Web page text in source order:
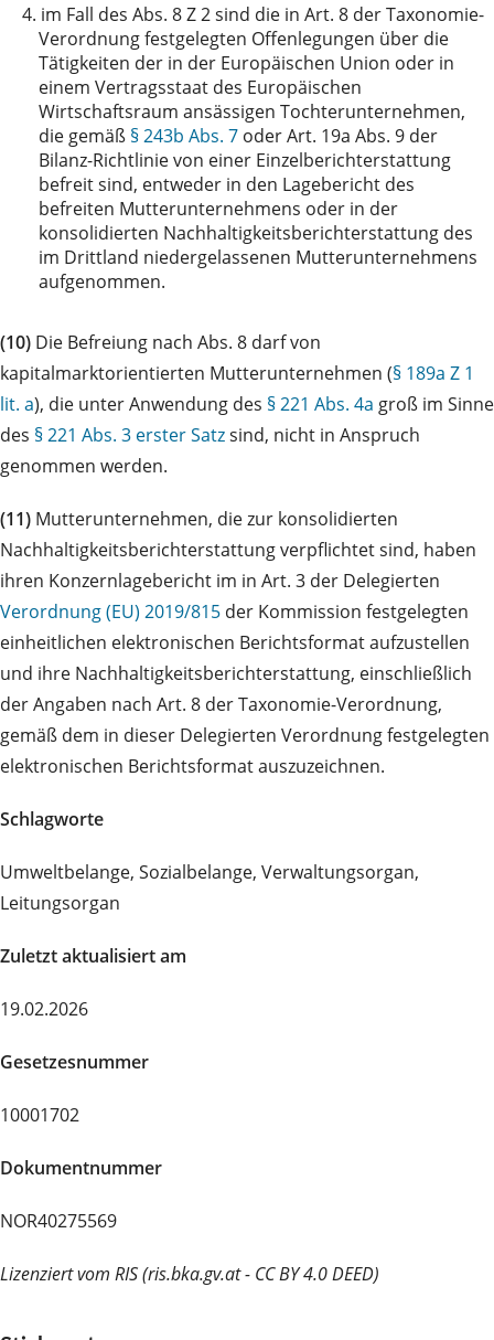
4. im Fall des Abs. 8 Z 2 sind die in Art. 8 der Taxonomie-
Verordnung festgelegten Offenlegungen über die
Tätigkeiten der in der Europäischen Union oder in
einem Vertragsstaat des Europäischen
Wirtschaftsraum ansässigen Tochterunternehmen,
die gemäß § 243b Abs. 7 oder Art. 19a Abs. 9 der
Bilanz-Richtlinie von einer Einzelberichterstattung
befreit sind, entweder in den Lagebericht des
befreiten Mutterunternehmens oder in der
konsolidierten Nachhaltigkeitsberichterstattung des
im Drittland niedergelassenen Mutterunternehmens
aufgenommen.
(10) Die Befreiung nach Abs. 8 darf von
kapitalmarktorientierten Mutterunternehmen (§ 189a Z 1
lit. a), die unter Anwendung des § 221 Abs. 4a groß im Sinne
des § 221 Abs. 3 erster Satzsind, nicht in Anspruch
genommen werden.
(11) Mutterunternehmen, die zur konsolidierten
Nachhaltigkeitsberichterstattung verpflichtet sind, haben
ihren Konzernlagebericht im in Art. 3 der Delegierten
Verordnung (EU) 2019/815 der Kommission festgelegten
einheitlichen elektronischen Berichtsformat aufzustellen
und ihre Nachhaltigkeitsberichterstattung, einschließlich
der Angaben nach Art. 8 der Taxonomie-Verordnung,
gemäß dem in dieser Delegierten Verordnung festgelegten
elektronischen Berichtsformat auszuzeichnen.
Schlagworte
Umweltbelange, Sozialbelange, Verwaltungsorgan,
Leitungsorgan
Zuletzt aktualisiert am
19.02.2026
Gesetzesnummer
10001702
Dokumentnummer
NOR40275569
Lizenziert vom RIS (ris.bka.gv.at - CC BY 4.0 DEED)